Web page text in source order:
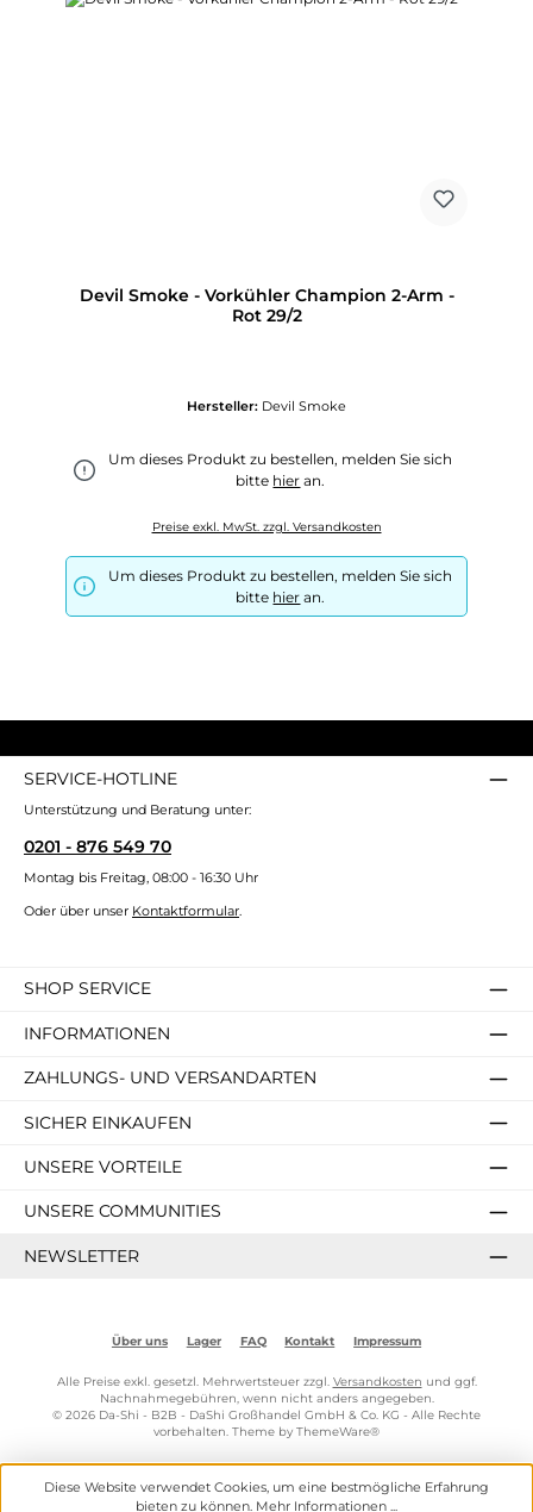
Devil Smoke - Vorkühler Champion 2-Arm -
Rot 29/2
Hersteller: Devil Smoke
Um dieses Produkt zu bestellen, melden Sie sich
bitte hier an.
Preise exkl. MwSt. zzgl. Versandkosten
Um dieses Produkt zu bestellen, melden Sie sich
bitte hier an.
SERVICE-HOTLINE
Unterstützung und Beratung unter:
0201 - 876 549 70
Montag bis Freitag, 08:00 - 16:30 Uhr
Oder über unser Kontaktformular.
SHOP SERVICE
INFORMATIONEN
ZAHLUNGS- UND VERSANDARTEN
SICHER EINKAUFEN
UNSERE VORTEILE
UNSERE COMMUNITIES
NEWSLETTER
Über uns Lager FAQ Kontakt Impressum
Alle Preise exkl. gesetzl. Mehrwertsteuer zzgl. Versandkosten und ggf.
Nachnahmegebühren, wenn nicht anders angegeben.
© 2026 Da-Shi - B2B - DaShi Großhandel GmbH & Co. KG - Alle Rechte
vorbehalten. Theme by ThemeWare®
Diese Website verwendet Cookies, um eine bestmögliche Erfahrung
bieten zu können. Mehr Informationen ...